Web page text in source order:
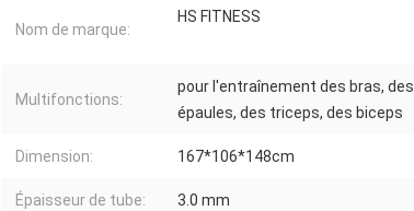
Nom de marque:
HS FITNESS
Multifonctions:
pour l'entraînement des bras, des
épaules, des triceps, des biceps
Dimension: 167*106*148cm
Épaisseur de tube: 3.0 mm